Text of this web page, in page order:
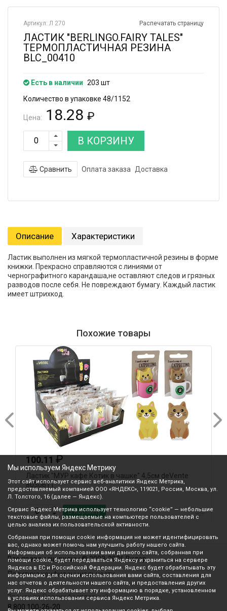
Распечатать страницу
Артикул: Л 270
ЛАСТИК "BERLINGO.FAIRY TALES"
ТЕРМОПЛАСТИЧНАЯ РЕЗИНА
BLC_00410
Есть в наличии 203 шт
Количество в упаковке 48/1152
Цена: 18.28 ₽
В КОРЗИНУ
Сравнить Оплата заказа Доставка
Описание Характеристики
Ластик выполнен из мягкой термопластичной резины в форме
книжки. Прекрасно справляются с линиями от
чернографитного карандаша,не оставляют следов и грязных
разводов после себя. Не повреждают бумагу. Каждый ластик
имеет штрихкод.
Похожие товары
100.11 ₽
Ластик "МУР кафе.Котик в чашке" 4,5см deVente
8030611
В корзину
Все права защищены © 2003-2026 Вилор
Политика конфиденциальности
Звонок по России бесплатный
8 800 100-26-20
Мы используем Яндекс Метрику
Этот сайт использует сервис веб-аналитики Яндекс Метрика,
предоставляемый компанией ООО «ЯНДЕКС», 119021, Россия, Москва, ул.
Л. Толстого, 16 (далее — Яндекс).
Сервис Яндекс Метрика использует технологию “cookie” — небольшие
текстовые файлы, размещаемые на компьютере пользователей с
целью анализа их пользовательской активности.
Собранная при помощи cookie информация не может идентифицировать
вас, однако может помочь нам улучшить работу нашего сайта.
Информация об использовании вами данного сайта, собранная при
помощи cookie, будет передаваться Яндексу и храниться на сервере
Яндекса в ЕС и Российской Федерации. Яндекс будет обрабатывать эту
информацию для оценки использования вами сайта, составления для
нас отчетов о деятельности нашего сайта, и предоставления других
услуг. Яндекс обрабатывает эту информацию в порядке, установленном
в условиях использования сервиса Яндекс Метрика.